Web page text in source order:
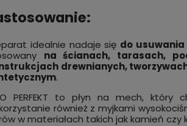
idealnie nadaje się do
na ścianach, tarasach,
drewnianych,
.
PERFEKT to płyn na mech, który
również z myjkami
w materiałach takich jak kamień